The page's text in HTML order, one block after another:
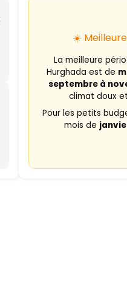
☀️
La meilleure
Hurghada est de
septembre à
climat doux
Pour les petits
mois de